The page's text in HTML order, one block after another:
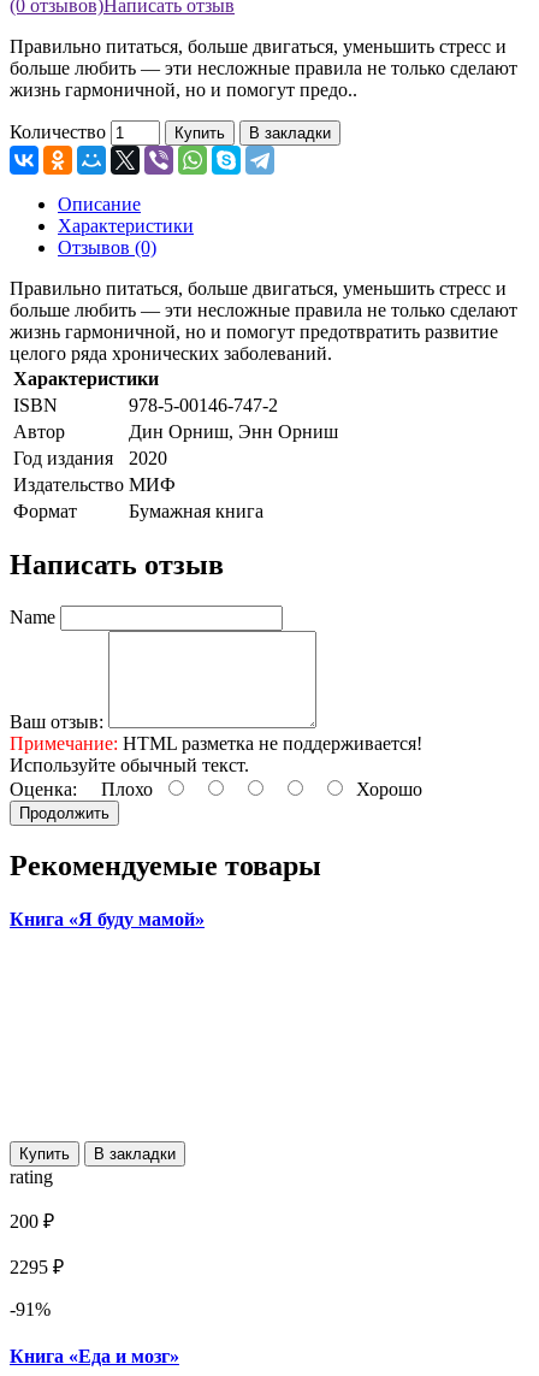
(0 отзывов)Написать отзыв
Правильно питаться, больше двигаться, уменьшить стресс и
больше любить — эти несложные правила не только сделают
жизнь гармоничной, но и помогут предо..
Количество Купить В закладки
Описание
Характеристики
Отзывов (0)
Правильно питаться, больше двигаться, уменьшить стресс и
больше любить — эти несложные правила не только сделают
жизнь гармоничной, но и помогут предотвратить развитие
целого ряда хронических заболеваний.
Характеристики
ISBN
978-5-00146-747-2
Автор
Дин Орниш, Энн Орниш
Год издания
2020
Издательство МИФ
Формат
Бумажная книга
Написать отзыв
Name
Ваш отзыв:
Примечание: HTML разметка не поддерживается!
Используйте обычный текст.
Оценка: Плохо Хорошо
Продолжить
Рекомендуемые товары
Книга «Я буду мамой»
Купить В закладки
rating
200 ₽
2295 ₽
-91%
Книга «Еда и мозг»